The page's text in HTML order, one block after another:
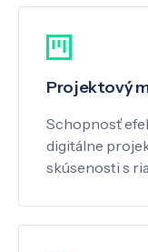
Projektový
Schopnosť
digitálne
skúsenosti s